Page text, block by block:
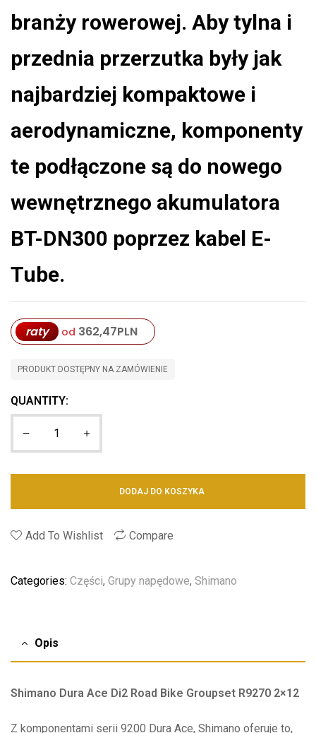
branży rowerowej. Aby tylna i
przednia przerzutka były jak
najbardziej kompaktowe i
aerodynamiczne, komponenty
te podłączone są do nowego
wewnętrznego akumulatora
BT-DN300 poprzez kabel E-
Tube.
raty od 362,47PLN
PRODUKT DOSTĘPNY NA ZAMÓWIENIE
QUANTITY:
DODAJ DO KOSZYKA
Add To Wishlist Compare
Categories: Części, Grupy napędowe, Shimano
Opis
Shimano Dura Ace Di2 Road Bike Groupset R9270 2×12
Z komponentami serii 9200 Dura Ace, Shimano oferuje to,